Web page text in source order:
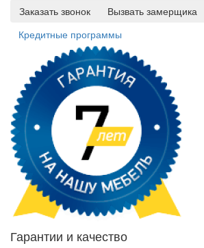
Заказать звонок
Вызвать замерщика
Кредитные программы
Гарантии и качество